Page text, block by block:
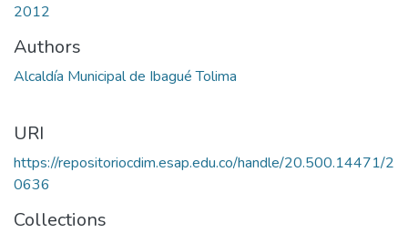
2012
Authors
Alcaldía Municipal de Ibagué Tolima
URI
https://repositoriocdim.esap.edu.co/handle/20.500.14471/2
0636
Collections